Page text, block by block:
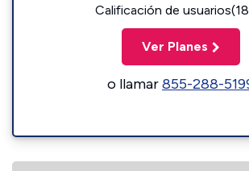
Calificación de
Ver Planes
o llamar855-288-